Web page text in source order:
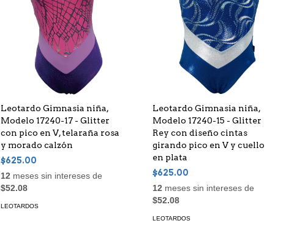
Leotardo Gimnasia niña,
Modelo 17240-17 - Glitter
con pico en V, telaraña rosa
y morado calzón
$625.00
12meses sin intereses de
$52.08
LEOTARDOS
Leotardo Gimnasia niña,
Modelo 17240-15 - Glitter
Rey con diseño cintas
girando pico en V y cuello
en plata
$625.00
12 meses sin intereses de
$52.08
LEOTARDOS